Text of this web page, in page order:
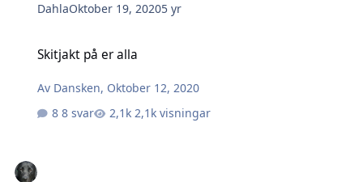
DahlaOktober 19, 20205 yr
Skitjakt på er alla
Av Dansken, Oktober 12, 2020
8 svar
2,1k visningar